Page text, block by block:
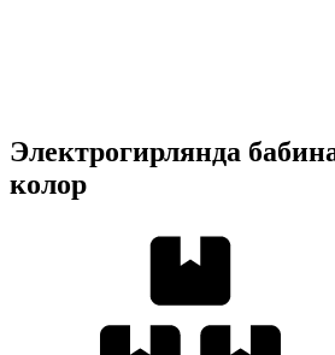
Электрогирлянда
колор